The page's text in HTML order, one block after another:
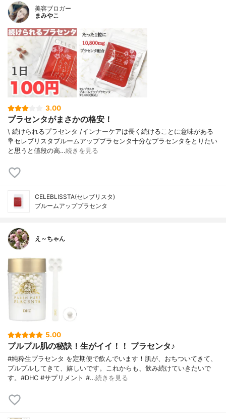
美容ブロガー
まみやこ
3.00
プラセンタがまさかの格安！
\ 続けられるプラセンタ /⁡インナーケアは長く続けることに意味がある⁡⁡⁡
💐セレブリスタブルームアッププラセンタ⁡⁡十分なプラセンタをとりたい
と思うと値段の高…続きを見る
CELEBLISSTA(セレブリスタ)
ブルームアッププラセンタ
え～ちゃん
5.00
プルプル肌の秘訣！生がイイ！！ プラセンタ♪
#純粋生プラセンタ を定期便で飲んでいます！肌が、おちついてきて、
プルプルしてきて、嬉しいです。これからも、飲み続けていきたいで
す。#DHC #サプリメント #…続きを見る